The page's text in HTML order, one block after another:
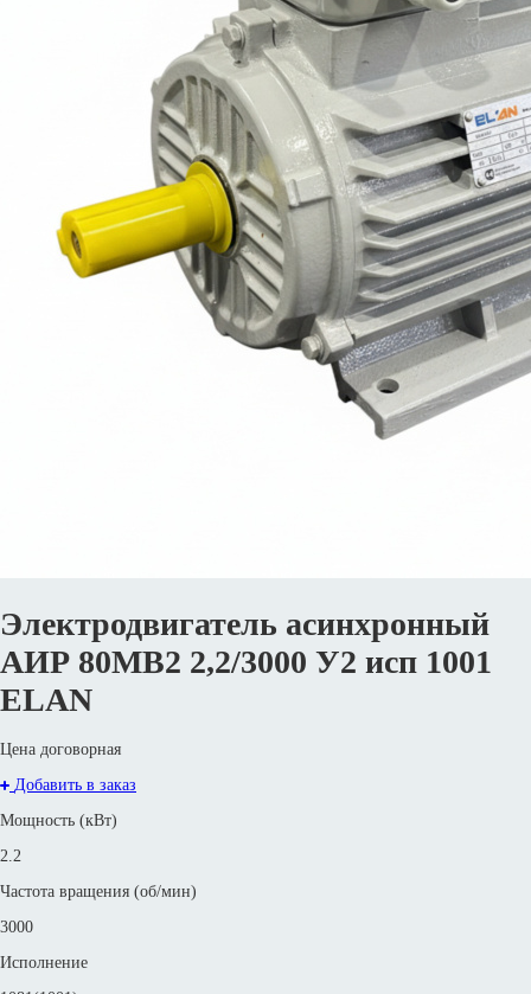
Электродвигатель асинхронный
АИР 80МВ2 2,2/3000 У2 исп 1001
ELAN
Цена договорная
Добавить в заказ
Мощность (кВт)
2.2
Частота вращения (об/мин)
3000
Исполнение